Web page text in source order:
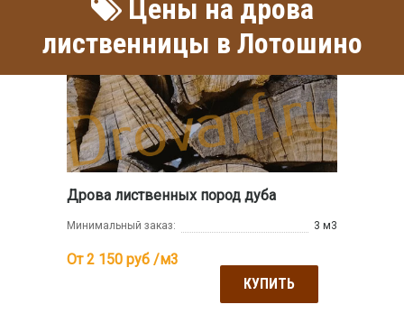
Цены на дрова
лиственницы в Лотошино
Дрова лиственных пород дуба
Минимальный заказ: 3 м3
От 2 150 руб /м3
КУПИТЬ